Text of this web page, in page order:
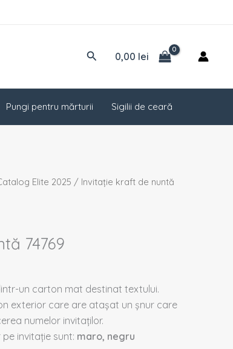
Caută0,00 lei
Pungi pentru mărturii Sigilii de ceară
Elite 2025 / Invitație kraft de nuntă
74769
un carton mat destinat textului.
exterior care are atașat un șnur care
numelor invitaților.
invitație sunt: maro, negru